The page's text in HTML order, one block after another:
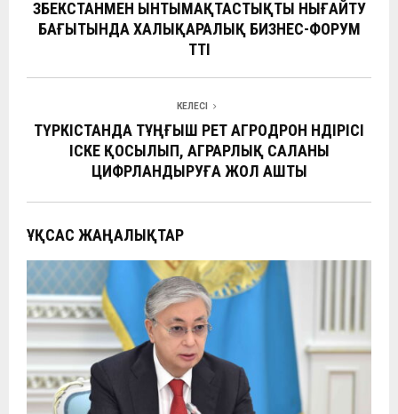
o
k
A
p
a
m
at n
а
и
ӨЗБЕКСТАНМЕН ЫНТЫМАҚТАСТЫҚТЫ НЫҒАЙТУ
БАҒЫТЫНДА ХАЛЫҚАРАЛЫҚ БИЗНЕС-ФОРУМ
ӨТТІ
КЕЛЕСІ
ТҮРКІСТАНДА ТҰҢҒЫШ РЕТ АГРОДРОН ӨНДІРІСІ
ІСКЕ ҚОСЫЛЫП, АГРАРЛЫҚ САЛАНЫ
ЦИФРЛАНДЫРУҒА ЖОЛ АШТЫ
ҰҚСАС ЖАҢАЛЫҚТАР